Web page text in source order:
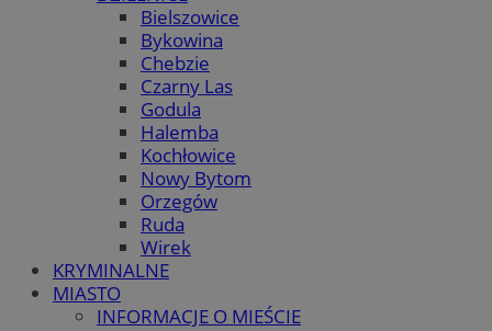
Bielszowice
Bykowina
Chebzie
Czarny Las
Godula
Halemba
Kochłowice
Nowy Bytom
Orzegów
Ruda
Wirek
KRYMINALNE
MIASTO
INFORMACJE O MIEŚCIE